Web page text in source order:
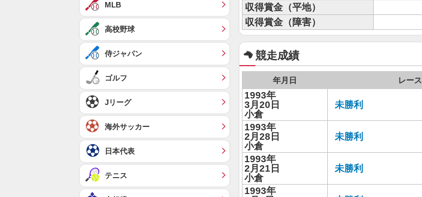
収得賞金（平地）
収得賞金（障害）
競走成績
年月日 レース
1993年
3月20日
小倉
未勝利
1993年
2月28日
小倉
未勝利
1993年
2月21日
小倉
未勝利
1993年
MLB
高校野球
侍ジャパン
ゴルフ
Jリーグ
海外サッカー
日本代表
テニス